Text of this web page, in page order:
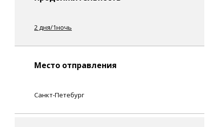
2 дня/1ночь
Место отправления
Санкт-Петебург